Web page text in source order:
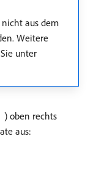
aus dem
Weitere
unter
) oben rechts
aus: